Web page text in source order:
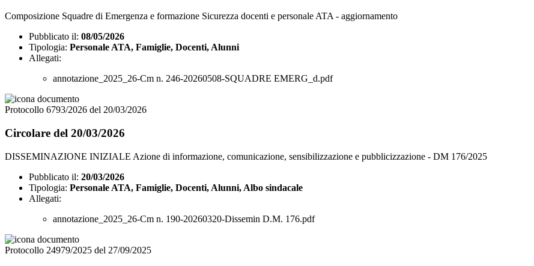
Composizione Squadre di Emergenza e formazione Sicurezza docenti e personale ATA - aggiornamento
Pubblicato il: 08/05/2026
Tipologia: Personale ATA, Famiglie, Docenti, Alunni
Allegati:
annotazione_2025_26-Cm n. 246-20260508-SQUADRE EMERG_d.pdf
Protocollo 6793/2026 del 20/03/2026
Circolare del 20/03/2026
DISSEMINAZIONE INIZIALE Azione di informazione, comunicazione, sensibilizzazione e pubblicizzazione - DM 176/2025
Pubblicato il: 20/03/2026
Tipologia: Personale ATA, Famiglie, Docenti, Alunni, Albo sindacale
Allegati:
annotazione_2025_26-Cm n. 190-20260320-Dissemin D.M. 176.pdf
Protocollo 24979/2025 del 27/09/2025